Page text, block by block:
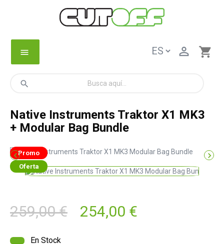
menu shopping_cart

search
Native Instruments Traktor X1 MK3
+ Modular Bag Bundle
Promo
Oferta
 
259,00 € 254,00 €
En Stock